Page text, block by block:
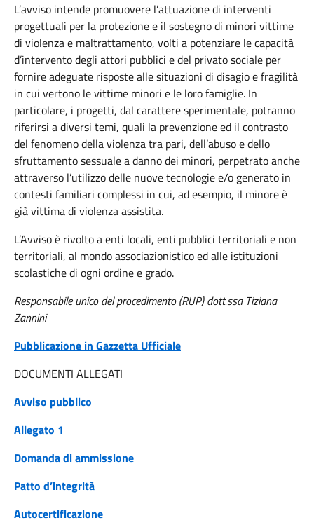
L’avviso intende promuovere l’attuazione di interventi
progettuali per la protezione e il sostegno di minori vittime
di violenza e maltrattamento, volti a potenziare le capacità
d’intervento degli attori pubblici e del privato sociale per
fornire adeguate risposte alle situazioni di disagio e fragilità
in cui vertono le vittime minori e le loro famiglie. In
particolare, i progetti, dal carattere sperimentale, potranno
riferirsi a diversi temi, quali la prevenzione ed il contrasto
del fenomeno della violenza tra pari, dell’abuso e dello
sfruttamento sessuale a danno dei minori, perpetrato anche
attraverso l’utilizzo delle nuove tecnologie e/o generato in
contesti familiari complessi in cui, ad esempio, il minore è
già vittima di violenza assistita.
L’Avviso è rivolto a enti locali, enti pubblici territoriali e non
territoriali, al mondo associazionistico ed alle istituzioni
scolastiche di ogni ordine e grado.
Responsabile unico del procedimento (RUP) dott.ssa Tiziana
Zannini
Pubblicazione in Gazzetta Ufficiale
DOCUMENTI ALLEGATI
Avviso pubblico
Allegato 1
Domanda di ammissione
Patto d’integrità
Autocertificazione